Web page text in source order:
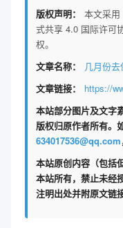
版权声明：
本文采用
式共享 4.0 国际许可
权。
文章名称：
几月份
文章链接：
https://
本站部分图片及文字
版权归原作者所有。
634017536@qq.com
本站原创内容（包括
本站所有，禁止未经
注明出处并附原文链接